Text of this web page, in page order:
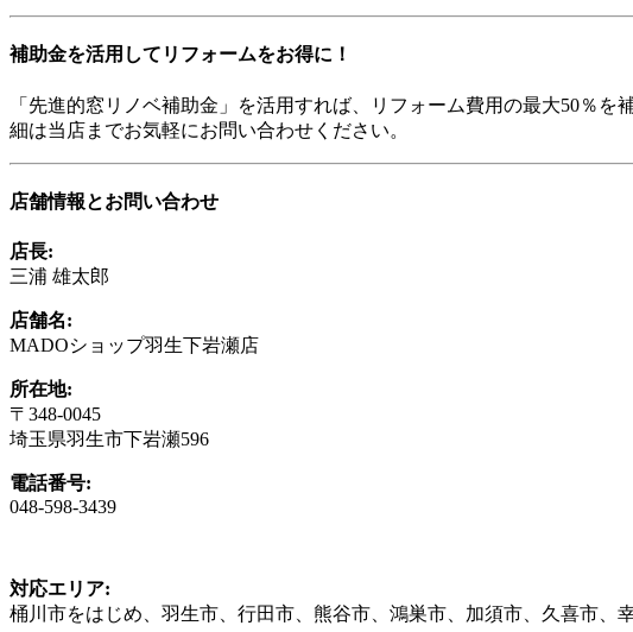
補助金を活用してリフォームをお得に！
「先進的窓リノベ補助金」を活用すれば、リフォーム費用の最大50％
細は当店までお気軽にお問い合わせください。
店舗情報とお問い合わせ
店長:
三浦 雄太郎
店舗名:
MADOショップ羽生下岩瀬店
所在地:
〒348-0045
埼玉県羽生市下岩瀬596
電話番号:
048-598-3439
対応エリア:
桶川市をはじめ、羽生市、行田市、熊谷市、鴻巣市、加須市、久喜市、